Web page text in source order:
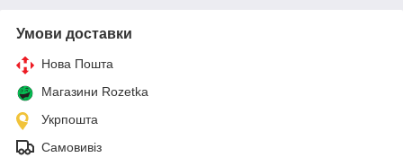
Умови доставки
Нова Пошта
Магазини Rozetka
Укрпошта
Самовивіз